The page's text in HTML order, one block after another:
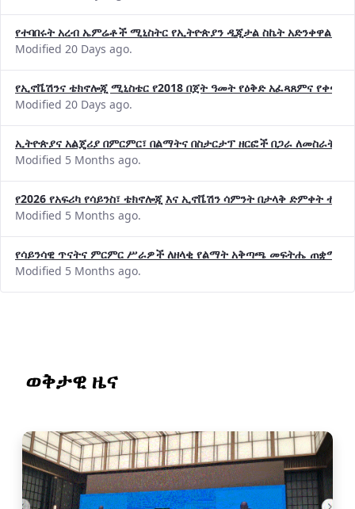
የተባበሩት አረብ ኤምሬቶች ሚኒስትር የኢትዮጵያን ዲጂታል ስኬት አድንቀዋል
Modified 20 Days ago.
የኢኖቬሽንና ቴክኖሎጂ ሚኒስቴር የ2018 በጀት ዓመት የዕቅድ አፈጻጸምና
Modified 20 Days ago.
ኢትዮጵያና አልጄሪያ በምርምር፣ በልማትና በስታርታፕ ዘርፎች በጋራ ለመስራት
Modified 5 Months ago.
የ2026 የአፍሪካ የሳይንስ፣ ቴክኖሎጂ እና ኢኖቬሽን ሳምንት በታላቅ ድምቀት
Modified 5 Months ago.
የሳይንሳዊ ጥናትና ምርምር ሥራዎች ለዘላቂ የልማት አቅጣጫ መፍትሔ ጠቋሚ
Modified 5 Months ago.